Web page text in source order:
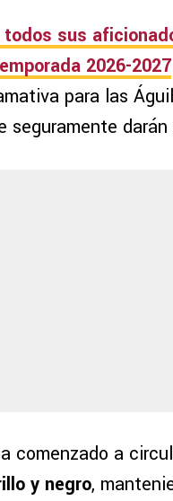
sus
2026-2027
para las
darán
comenzado a
y negro,